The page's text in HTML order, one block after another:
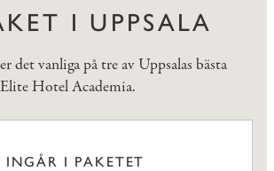
I UPPSALA
det vanliga på tre av Uppsalas bästa
Hotel Academia.
INGÅR I PAKETET